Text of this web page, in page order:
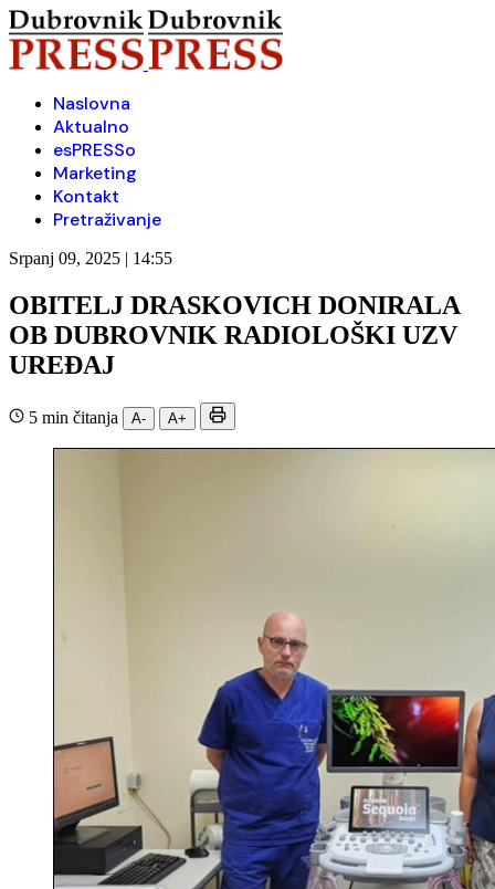
Naslovna
Aktualno
esPRESSo
Marketing
Kontakt
Pretraživanje
Srpanj 09, 2025 | 14:55
OBITELJ DRASKOVICH DONIRALA
OB DUBROVNIK RADIOLOŠKI UZV
UREĐAJ
5 min čitanja A- A+